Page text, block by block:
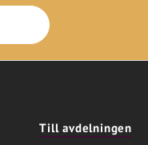
Till avdelningen